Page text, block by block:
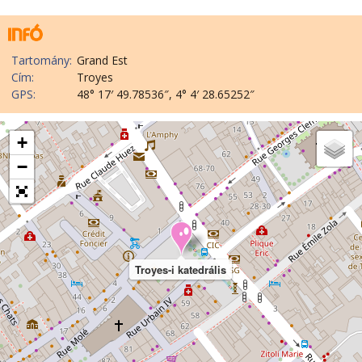
Tartomány: Grand Est
Cím:
Troyes
GPS:
48° 17′ 49.78536″, 4° 4′ 28.65252″
Troyes-i katedrális
+
−